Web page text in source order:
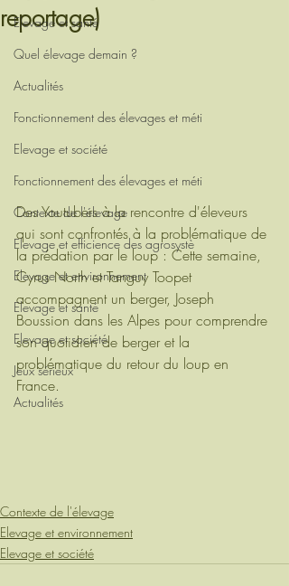
Elevage et santé
Quel élevage demain ?
Actualités
Fonctionnement des élevages et méti
Elevage et société
Fonctionnement des élevages et méti
Contexte de l'élevage
Elevage et efficience des agrosystè
Elevage et environnement
Elevage et santé
Elevage et société
Jeux sérieux
Actualités
reportage)
Des Youtubers à la rencontre d'éleveurs
qui sont confrontés à la problématique de
la prédation par le loup : Cette semaine,
Cyrus North et Tanguy Toopet
accompagnent un berger, Joseph
Boussion dans les Alpes pour comprendre
son quotidien de berger et la
problématique du retour du loup en
France.
Contexte de l'élevage
Elevage et environnement
Elevage et société